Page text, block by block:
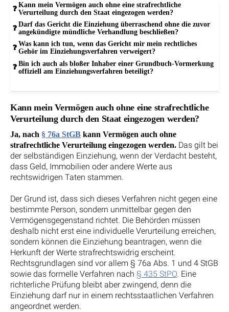
Kann mein Vermögen auch ohne eine strafrechtliche
Verurteilung durch den Staat eingezogen werden?
Darf das Gericht die Einziehung überraschend ohne die zuvor
angekündigte mündliche Verhandlung beschließen?
Was kann ich tun, wenn das Gericht mir mein rechtliches
Gehör im Einziehungsverfahren verweigert?
Bin ich auch als bloßer Inhaber einer Grundbuch-Vormerkung
offiziell am Einziehungsverfahren beteiligt?
Kann mein Vermögen auch ohne eine strafrechtliche
Verurteilung durch den Staat eingezogen werden?
Ja, nach § 76a StGB kann Vermögen auch ohne
strafrechtliche Verurteilung eingezogen werden. Das gilt bei
der selbständigen Einziehung, wenn der Verdacht besteht,
dass Geld, Immobilien oder andere Werte aus
rechtswidrigen Taten stammen.
Der Grund ist, dass sich dieses Verfahren nicht gegen eine
bestimmte Person, sondern unmittelbar gegen den
Vermögensgegenstand richtet. Die Behörden müssen
deshalb nicht erst eine individuelle Verurteilung erreichen,
sondern können die Einziehung beantragen, wenn die
Herkunft der Werte strafrechtswidrig erscheint.
Rechtsgrundlagen sind vor allem § 76a Abs. 1 und 4 StGB
sowie das formelle Verfahren nach § 435 StPO. Eine
richterliche Prüfung bleibt aber zwingend, denn die
Einziehung darf nur in einem rechtsstaatlichen Verfahren
angeordnet werden.